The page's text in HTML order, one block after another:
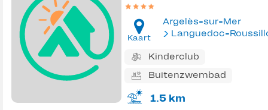
Kaart
Argelès-sur-Mer
Languedoc-
Kinderclub
Buitenzwembad
1.5 km